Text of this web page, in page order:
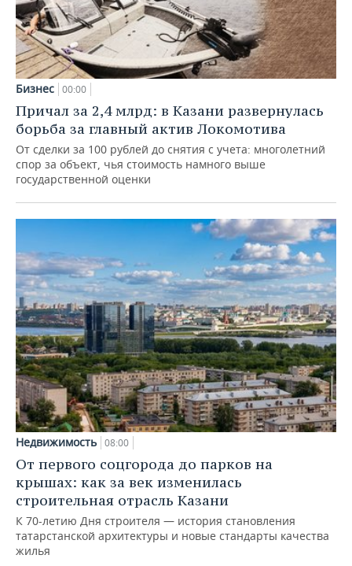
Бизнес 00:00
Причал за 2,4 млрд: в Казани развернулась
борьба за главный актив Локомотива
От сделки за 100 рублей до снятия с учета: многолетний
спор за объект, чья стоимость намного выше
государственной оценки
Недвижимость 08:00
От первого соцгорода до парков на
крышах: как за век изменилась
строительная отрасль Казани
К 70-летию Дня строителя — история становления
татарстанской архитектуры и новые стандарты качества
жилья